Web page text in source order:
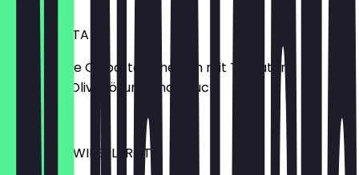
BRUSCHETTA
4 geröstete Ciabatta Scheiben mit Tomaten,
Basilikum, Olivenöl und Knoblauch
€ 6,90
BERLINER ZWIEBELBROT